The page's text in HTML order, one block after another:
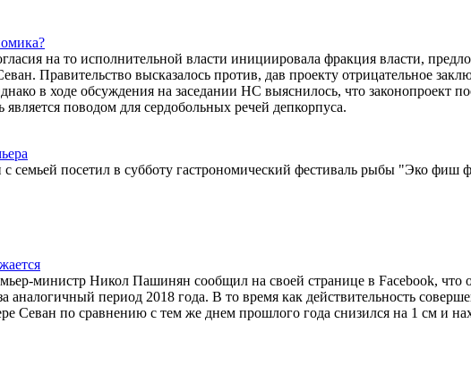
на то исполнительной власти инициировала фракция власти,
Правительство высказалось против, дав проекту отрицательное
в ходе обсуждения на заседании НС выяснилось, что законопроект
поводом для сердобольных речей депкорпуса.
посетил в субботу гастрономический фестиваль рыбы "Эко фиш
министр Никол Пашинян сообщил на своей странице в Facebook, что
аналогичный период 2018 года. В то время как действительность
Севан по сравнению с тем же днем прошлого года снизился на 1 см и